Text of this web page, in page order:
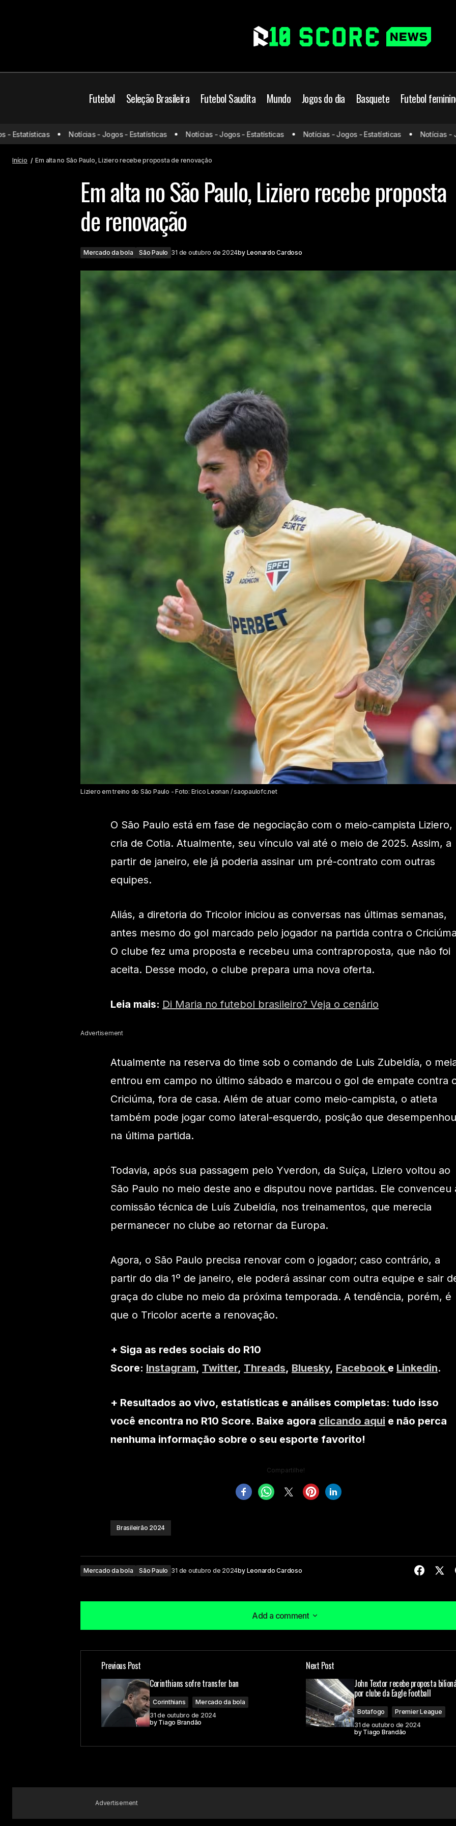
Futebol Seleção Brasileira Futebol Saudita Mundo Jogos do dia Basquete Futebol
Corinthians sofre transfer ban Mercado da bola São Paulo Em alta no São Paulo, Liziero recebe proposta
Notícias - Jogos - Estatísticas Notícias - Jogos - Estatísticas Notícias - Jogos - Estatísticas Notícias -
Início Em alta no São Paulo, Liziero recebe proposta de renovação
Em alta no São Paulo, Liziero recebe proposta
de renovação
Mercado da bola São Paulo 31 de outubro de 2024by Leonardo Cardoso
Liziero em treino do São Paulo - Foto: Erico Leonan / saopaulofc.net
O São Paulo está em fase de negociação com o meio-campista Liziero,
cria de Cotia. Atualmente, seu vínculo vai até o meio de 2025. Assim, a
partir de janeiro, ele já poderia assinar um pré-contrato com outras
equipes.
Aliás, a diretoria do Tricolor iniciou as conversas nas últimas semanas,
antes mesmo do gol marcado pelo jogador na partida contra o
O clube fez uma proposta e recebeu uma contraproposta, que não foi
aceita. Desse modo, o clube prepara uma nova oferta.
Leia mais: Di Maria no futebol brasileiro? Veja o cenário
Advertisement
Atualmente na reserva do time sob o comando de Luis Zubeldía, o
entrou em campo no último sábado e marcou o gol de empate contra
Criciúma, fora de casa. Além de atuar como meio-campista, o atleta
também pode jogar como lateral-esquerdo, posição que desempenhou
na última partida.
Todavia, após sua passagem pelo Yverdon, da Suíça, Liziero voltou ao
São Paulo no meio deste ano e disputou nove partidas. Ele convenceu
comissão técnica de Luís Zubeldía, nos treinamentos, que merecia
permanecer no clube ao retornar da Europa.
Agora, o São Paulo precisa renovar com o jogador; caso contrário, a
partir do dia 1º de janeiro, ele poderá assinar com outra equipe e sair
graça do clube no meio da próxima temporada. A tendência, porém, é
que o Tricolor acerte a renovação.
+ Siga as redes sociais do R10
Score: Instagram, Twitter, Threads, Bluesky, Facebook e Linkedin.
+ Resultados ao vivo, estatísticas e análises completas: tudo isso
você encontra no R10 Score. Baixe agora clicando aqui e não perca
nenhuma informação sobre o seu esporte favorito!
Compartilhe!
Brasileirão 2024
Mercado da bola São Paulo 31 de outubro de 2024by Leonardo Cardoso
Add a comment
Add a comment
O seu endereço de e-mail não será publicado. Campos obrigatórios são marcados com *
Comment*
Submit Comment
Previous Post
Corinthians sofre transfer ban
Corinthians
Mercado da bola
31 de outubro de 2024
by Tiago Brandão
Next Post
John Textor recebe proposta
por clube da Eagle Football
Botafogo
Premier League
31 de outubro de 2024
by Tiago Brandão
Advertisement